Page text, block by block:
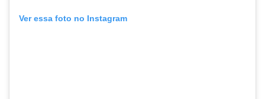
Ver essa foto no Instagram